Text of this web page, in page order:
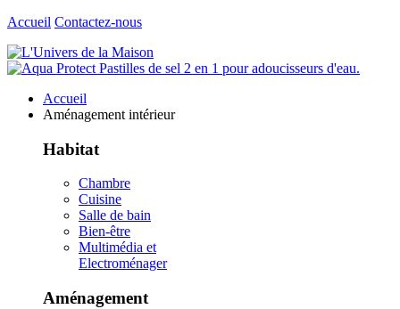
Accueil Contactez-nous
Accueil
Aménagement intérieur
Habitat
Chambre
Cuisine
Salle de bain
Bien-être
Multimédia et
Electroménager
Aménagement